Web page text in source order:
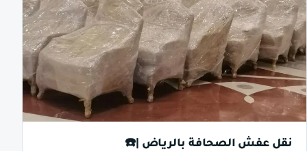
نقل عفش الصحافة بالرياض |☎️